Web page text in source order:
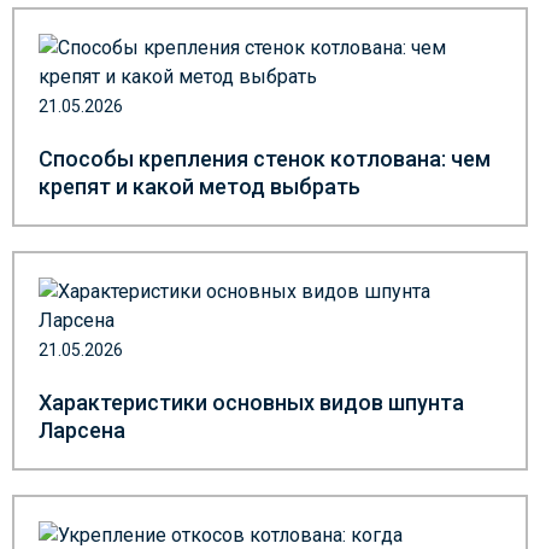
21.05.2026
Способы крепления стенок котлована: чем
крепят и какой метод выбрать
21.05.2026
Характеристики основных видов шпунта
Ларсена